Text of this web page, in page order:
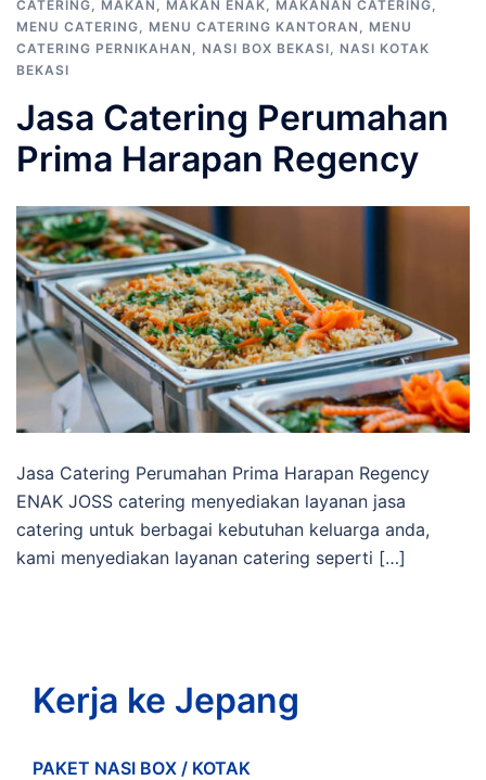
CATERING, MAKAN , MAKAN ENAK, MAKANAN CATERING,
MENU CATERING, MENU CATERING KANTORAN , MENU
CATERING PERNIKAHAN , NASI BOX BEKASI, NASI KOTAK
BEKASI
Jasa Catering Perumahan
Prima Harapan Regency
Jasa Catering Perumahan Prima Harapan Regency
ENAK JOSS catering menyediakan layanan jasa
catering untuk berbagai kebutuhan keluarga anda,
kami menyediakan layanan catering seperti […]
Kerja ke Jepang
PAKET NASI BOX / KOTAK